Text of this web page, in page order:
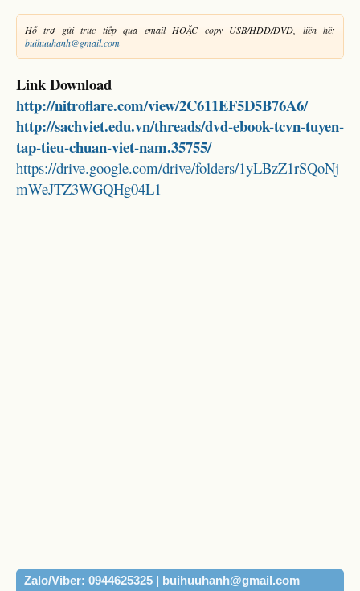
Hỗ trợ gửi trực tiếp qua email HOẶC copy USB/HDD/DVD, liên hệ:
buihuuhanh@gmail.com
Link Download
http://nitroflare.com/view/2C611EF5D5B76A6/
http://sachviet.edu.vn/threads/dvd-ebook-tcvn-tuyen-
tap-tieu-chuan-viet-nam.35755/
https://drive.google.com/drive/folders/1yLBzZ1rSQoNj
mWeJTZ3WGQHg04L1
Zalo/Viber: 0944625325 | buihuuhanh@gmail.com